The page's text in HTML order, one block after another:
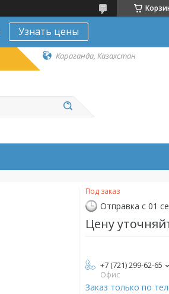
Узнать цены
Караганда, Казахстан
Под заказ
Отправка с 01
Цену
+7 (721) 299-62-65
Офис
Заказ только по